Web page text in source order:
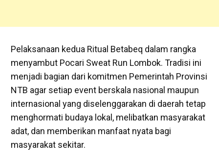
Pelaksanaan kedua Ritual Betabeq dalam rangka
menyambut Pocari Sweat Run Lombok. Tradisi ini
menjadi bagian dari komitmen Pemerintah Provinsi
NTB agar setiap event berskala nasional maupun
internasional yang diselenggarakan di daerah tetap
menghormati budaya lokal, melibatkan masyarakat
adat, dan memberikan manfaat nyata bagi
masyarakat sekitar.